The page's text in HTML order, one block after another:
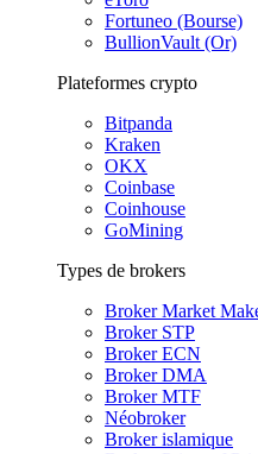
Fortuneo (Bourse)
BullionVault (Or)
Plateformes crypto
Bitpanda
Kraken
OKX
Coinbase
Coinhouse
GoMining
Types de brokers
Broker Market
Broker STP
Broker ECN
Broker DMA
Broker MTF
Néobroker
Broker islamique